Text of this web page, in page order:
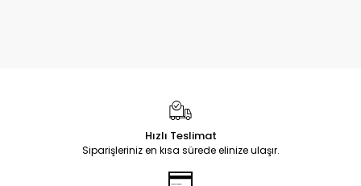
Hızlı Teslimat
Siparişleriniz en kısa sürede elinize ulaşır.